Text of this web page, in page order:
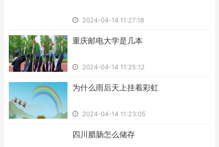
2024-04-14 11:27:18
​重庆邮电大学是几本
2024-04-14 11:25:12
​为什么雨后天上挂着彩虹
2024-04-14 11:23:05
​四川腊肠怎么储存